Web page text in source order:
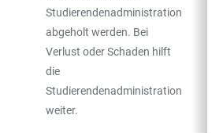
Studierendenadministration
abgeholt werden. Bei
Verlust oder Schaden hilft
die
Studierendenadministration
weiter.